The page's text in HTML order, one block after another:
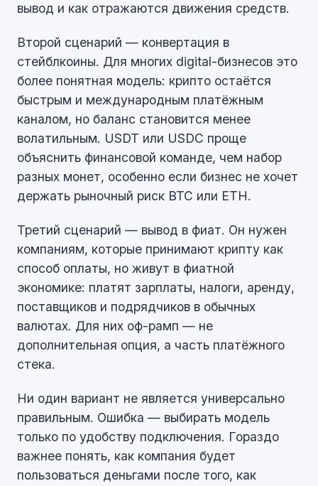
вывод и как отражаются движения средств.
Второй сценарий — конвертация в
стейблкоины. Для многих digital-бизнесов это
более понятная модель: крипто остаётся
быстрым и международным платёжным
каналом, но баланс становится менее
волатильным. USDT или USDC проще
объяснить финансовой команде, чем набор
разных монет, особенно если бизнес не хочет
держать рыночный риск BTC или ETH.
Третий сценарий — вывод в фиат. Он нужен
компаниям, которые принимают крипту как
способ оплаты, но живут в фиатной
экономике: платят зарплаты, налоги, аренду,
поставщиков и подрядчиков в обычных
валютах. Для них оф-рамп — не
дополнительная опция, а часть платёжного
стека.
Ни один вариант не является универсально
правильным. Ошибка — выбирать модель
только по удобству подключения. Гораздо
важнее понять, как компания будет
пользоваться деньгами после того, как